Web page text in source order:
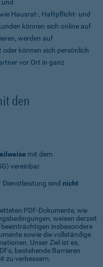
Hausrat-, Haftpflicht- und
können sich online auf
werden auf
können sich persönlich
vor Ort in ganz
den
mit dem
vereinbar.
sind nicht
PDF-Dokumente, wie
weisen derzeit
insbesondere
sowie die vollständige
Unser Ziel ist es,
bestehende Barrieren
zu verbessern.